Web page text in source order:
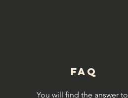
FAQ
You will find the answer to